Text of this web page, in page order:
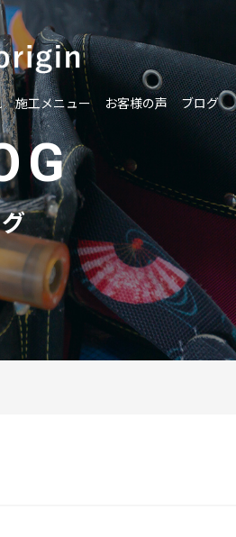
施工メニュー お客様の声 ブログ